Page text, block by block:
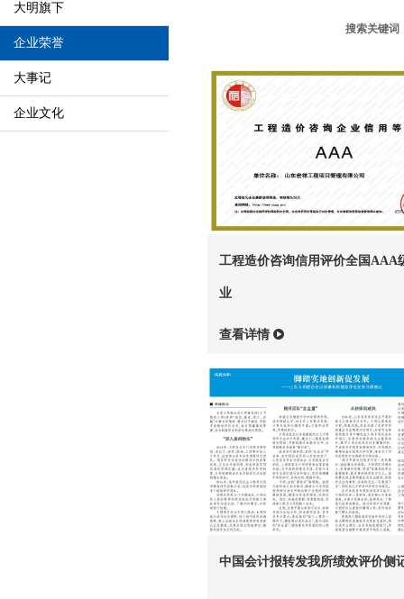
大明旗下
企业荣誉
大事记
企业文化
搜索关键词
工程造价咨询信用评价全国AAA
业
查看详情
中国会计报转发我所绩效评价侧